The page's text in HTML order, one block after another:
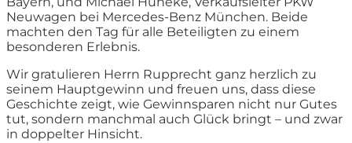
Neuwagen bei Mercedes-Benz München. Beide
machten den Tag für alle Beteiligten zu einem
besonderen Erlebnis.
Wir gratulieren Herrn Rupprecht ganz herzlich zu
seinem Hauptgewinn und freuen uns, dass diese
Geschichte zeigt, wie Gewinnsparen nicht nur Gutes
tut, sondern manchmal auch Glück bringt – und zwar
in doppelter Hinsicht.